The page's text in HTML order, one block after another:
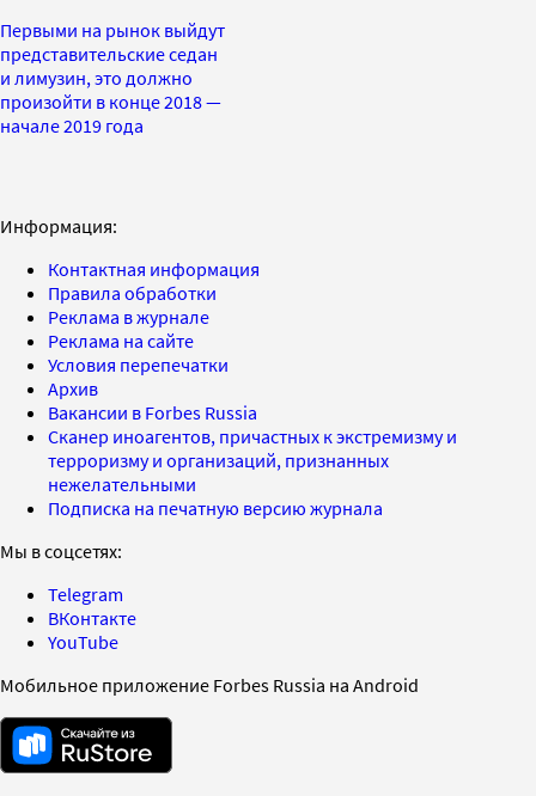
Первыми на рынок выйдут
представительские седан
и лимузин, это должно
произойти в конце 2018 —
начале 2019 года
Информация:
Контактная информация
Правила обработки
Реклама в журнале
Реклама на сайте
Условия перепечатки
Архив
Вакансии в Forbes Russia
Сканер иноагентов, причастных к экстремизму и
терроризму и организаций, признанных
нежелательными
Подписка на печатную версию журнала
Мы в соцсетях:
Telegram
ВКонтакте
YouTube
Мобильное приложение Forbes Russia на Android